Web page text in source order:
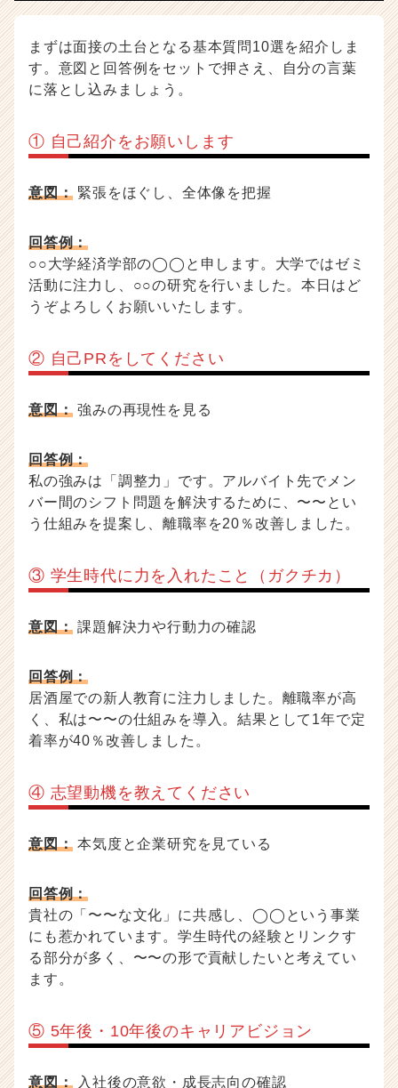
まずは面接の土台となる基本質問10選を紹介しま
す。意図と回答例をセットで押さえ、自分の言葉
に落とし込みましょう。
① 自己紹介をお願いします
意図： 緊張をほぐし、全体像を把握
回答例：
○○大学経済学部の◯◯と申します。大学ではゼミ
活動に注力し、○○の研究を行いました。本日はど
うぞよろしくお願いいたします。
② 自己PRをしてください
意図： 強みの再現性を見る
回答例：
私の強みは「調整力」です。アルバイト先でメン
バー間のシフト問題を解決するために、〜〜とい
う仕組みを提案し、離職率を20％改善しました。
③ 学生時代に力を入れたこと（ガクチカ）
意図： 課題解決力や行動力の確認
回答例：
居酒屋での新人教育に注力しました。離職率が高
く、私は〜〜の仕組みを導入。結果として1年で定
着率が40％改善しました。
④ 志望動機を教えてください
意図： 本気度と企業研究を見ている
回答例：
貴社の「〜〜な文化」に共感し、◯◯という事業
にも惹かれています。学生時代の経験とリンクす
る部分が多く、〜〜の形で貢献したいと考えてい
ます。
⑤ 5年後・10年後のキャリアビジョン
意図： 入社後の意欲・成長志向の確認